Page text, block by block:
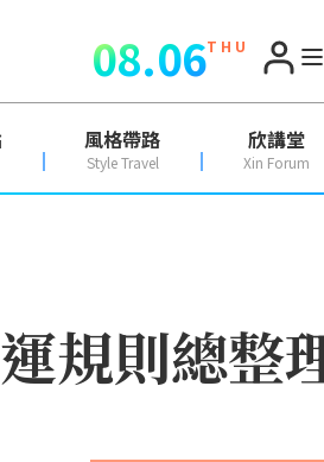
08.06T H U
風格帶路
Style Travel
欣講堂
Xin Forum
規則總整